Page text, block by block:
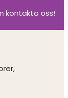
kontakta oss!